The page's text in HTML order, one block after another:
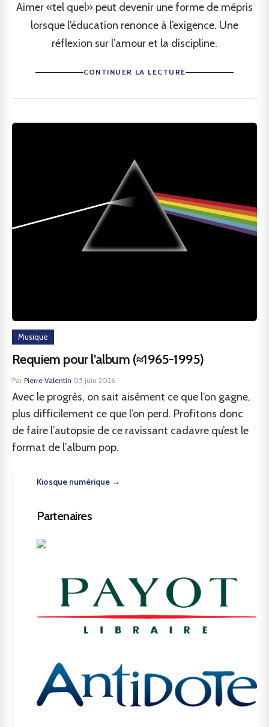
Aimer «tel quel» peut devenir une forme de mépris
lorsque l’éducation renonce à l’exigence. Une
réflexion sur l’amour et la discipline.
CONTINUER LA LECTURE
Musique
Requiem pour l’album (≈1965-1995)
Par Pierre Valentin·05 juin 2026
Avec le progrès, on sait aisément ce que l’on gagne,
plus difficilement ce que l’on perd. Profitons donc
de faire l’autopsie de ce ravissant cadavre qu’est le
format de l’album pop.
Kiosque numérique →
Partenaires